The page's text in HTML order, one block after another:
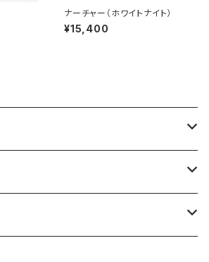
ナーチャー（ホワイトナイト）
¥15,400